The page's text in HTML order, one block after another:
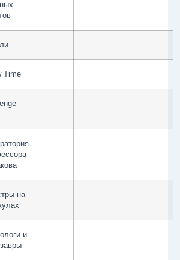
Time
на
и